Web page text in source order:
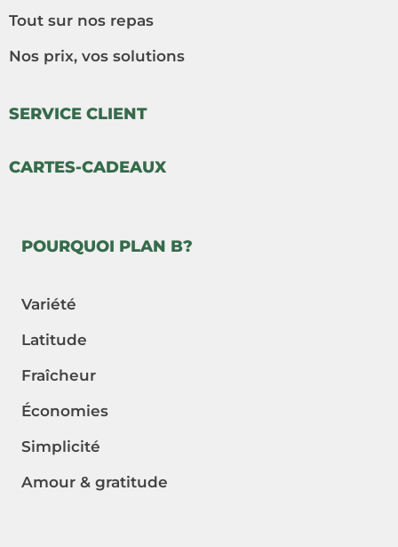
Tout sur nos repas
Nos prix, vos solutions
SERVICE CLIENT
CARTES-CADEAUX
POURQUOI PLAN B?
Variété
Latitude
Fraîcheur
Économies
Simplicité
Amour & gratitude